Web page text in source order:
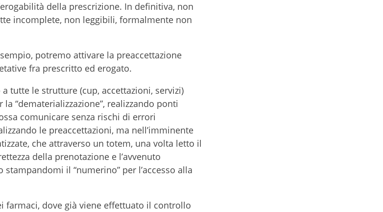
della prescrizione. In definitiva, non
incomplete, non leggibili, formalmente non
potremo attivare la preaccettazione
fra prescritto ed erogato.
tutte le strutture (cup, accettazioni, servizi)
“dematerializzazione”, realizzando ponti
comunicare senza rischi di errori
le preaccettazioni, ma nell’imminente
che attraverso un totem, una volta letto il
della prenotazione e l’avvenuto
il “numerino” per l’accesso alla
farmaci, dove già viene effettuato il controllo